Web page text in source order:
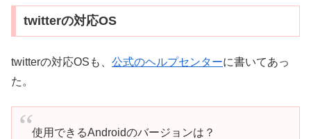
twitterの対応OS
twitterの対応OSも、 公式のヘルプセンターに書いてあっ
た。
使用できるAndroidのバージョンは？